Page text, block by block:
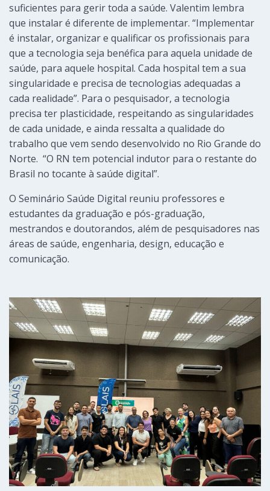
suficientes para gerir toda a saúde. Valentim lembra
que instalar é diferente de implementar. “Implementar
é instalar, organizar e qualificar os profissionais para
que a tecnologia seja benéfica para aquela unidade de
saúde, para aquele hospital. Cada hospital tem a sua
singularidade e precisa de tecnologias adequadas a
cada realidade”. Para o pesquisador, a tecnologia
precisa ter plasticidade, respeitando as singularidades
de cada unidade, e ainda ressalta a qualidade do
trabalho que vem sendo desenvolvido no Rio Grande do
Norte. “O RN tem potencial indutor para o restante do
Brasil no tocante à saúde digital”.
O Seminário Saúde Digital reuniu professores e
estudantes da graduação e pós-graduação,
mestrandos e doutorandos, além de pesquisadores nas
áreas de saúde, engenharia, design, educação e
comunicação.